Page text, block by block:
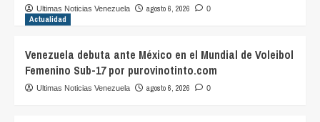
Ultimas Noticias Venezuela agosto 6, 2026 0
Actualidad
Venezuela debuta ante México en el Mundial de Voleibol
Femenino Sub-17 por purovinotinto.com
Ultimas Noticias Venezuela agosto 6, 2026 0